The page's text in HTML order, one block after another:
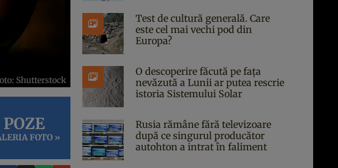
Shutterstock
POZE
FOTO »
Test de cultură generală. Care
este cel mai vechi pod din
Europa?
O descoperire făcută pe fața
nevăzută a Lunii ar putea rescrie
istoria Sistemului Solar
Rusia rămâne fără televizoare
după ce singurul producător
autohton a intrat în faliment